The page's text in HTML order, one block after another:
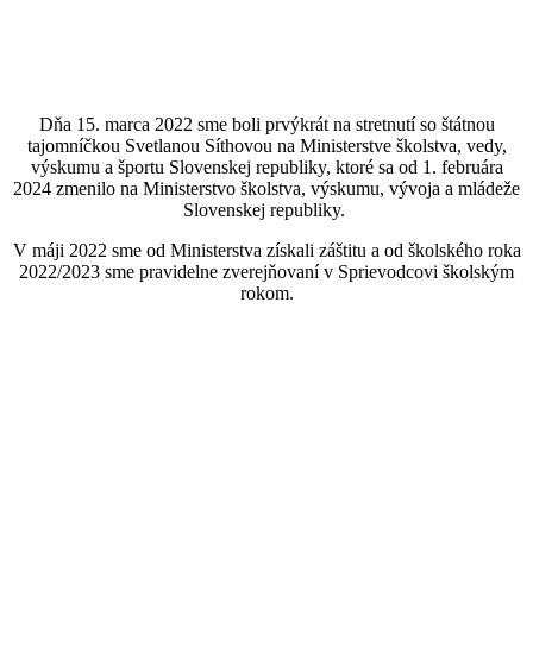
Dňa 15. marca 2022 sme boli prvýkrát na stretnutí so štátnou
tajomníčkou Svetlanou Síthovou na Ministerstve školstva, vedy,
výskumu a športu Slovenskej republiky, ktoré sa od 1. februára
2024 zmenilo na Ministerstvo školstva, výskumu, vývoja a mládeže
Slovenskej republiky.
V máji 2022 sme od Ministerstva získali záštitu a od školského roka
2022/2023 sme pravidelne zverejňovaní v Sprievodcovi školským
rokom.